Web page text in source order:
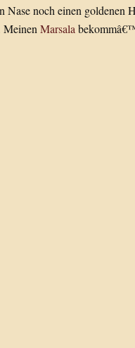
Nase noch einen
Meinen Marsala